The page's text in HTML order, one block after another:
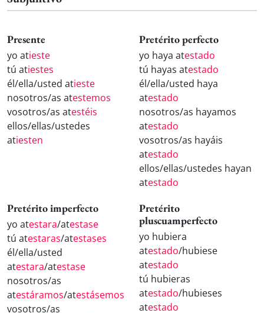
Presente
yo atieste
tú atiestes
él/ella/usted atieste
nosotros/as atestemos
vosotros/as atestéis
ellos/ellas/ustedes
atiesten
Pretérito perfecto
yo haya atestado
tú hayas atestado
él/ella/usted haya
atestado
nosotros/as hayamos
atestado
vosotros/as hayáis
atestado
ellos/ellas/ustedes hayan
atestado
Pretérito imperfecto
yo atestara/atestase
tú atestaras/atestases
él/ella/usted
atestara/atestase
nosotros/as
atestáramos/atestásemos
vosotros/as
Pretérito
pluscuamperfecto
yo hubiera
atestado/hubiese
atestado
tú hubieras
atestado/hubieses
atestado